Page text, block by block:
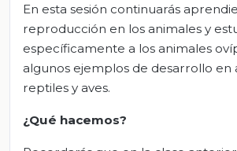
En esta sesión continuarás
reproducción en los animales y
específicamente a los animales
algunos ejemplos de desarrollo en
reptiles y aves.
¿Qué hacemos?